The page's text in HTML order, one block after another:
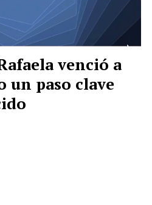
venció a
un paso clave